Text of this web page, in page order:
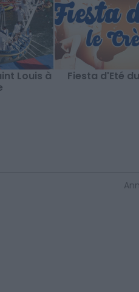
Louis à
Fiesta d'Eté